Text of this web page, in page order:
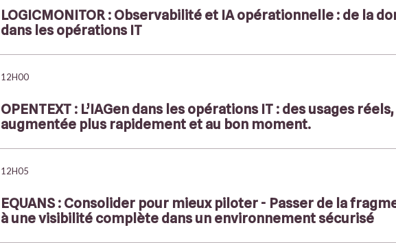
LOGICMONITOR : Observabilité et IA opérationnelle : de la
dans les opérations IT
12H00
OPENTEXT : L’IAGen dans les opérations IT : des usages
augmentée plus rapidement et au bon moment.
12H05
EQUANS : Consolider pour mieux piloter - Passer de la
à une visibilité complète dans un environnement sécurisé